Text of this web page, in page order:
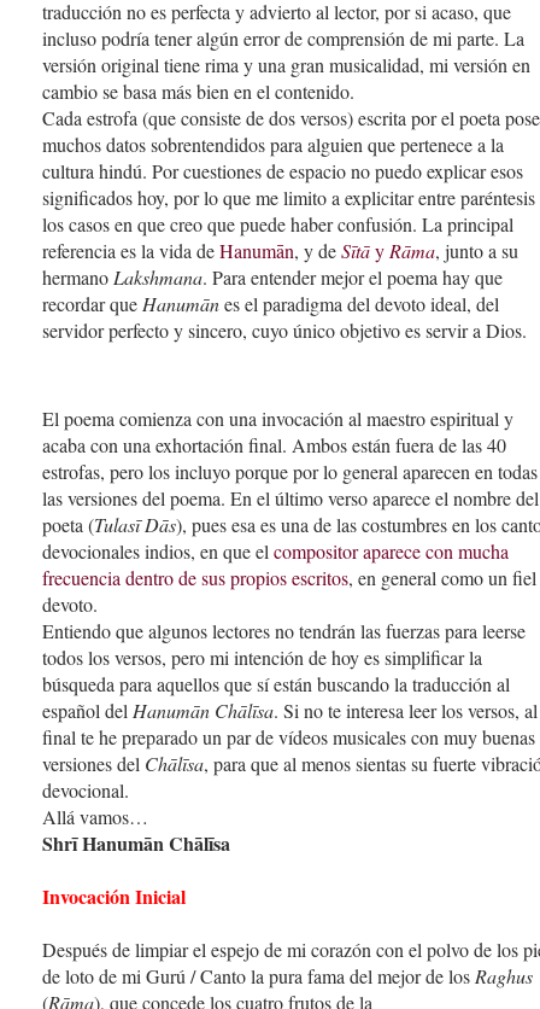
traducción no es perfecta y advierto al lector, por si acaso, que
incluso podría tener algún error de comprensión de mi parte. La
versión original tiene rima y una gran musicalidad, mi versión en
cambio se basa más bien en el contenido.
Cada estrofa (que consiste de dos versos) escrita por el poeta
muchos datos sobrentendidos para alguien que pertenece a la
cultura hindú. Por cuestiones de espacio no puedo explicar esos
significados hoy, por lo que me limito a explicitar entre paréntesis
los casos en que creo que puede haber confusión. La principal
referencia es la vida deHanumān, y deSītāy Rāma, junto a su
hermano Lakshmana. Para entender mejor el poema hay que
recordar que Hanumānes el paradigma del devoto ideal, del
servidor perfecto y sincero, cuyo único objetivo es servir a Dios.
El poema comienza con una invocación al maestro espiritual y
acaba con una exhortación final. Ambos están fuera de las 40
estrofas, pero los incluyo porque por lo general aparecen en todas
las versiones del poema. En el último verso aparece el nombre del
poeta (Tulasī Dās), pues esa es una de las costumbres en los
devocionales indios, en que el compositor aparece con mucha
frecuencia dentro de sus propios escritos, en general como un fiel
devoto.
Entiendo que algunos lectores no tendrán las fuerzas para leerse
todos los versos, pero mi intención de hoy es simplificar la
búsqueda para aquellos que sí están buscando la traducción al
español del Hanumān Chālīsa. Si no te interesa leer los versos, al
final te he preparado un par de vídeos musicales con muy buenas
versiones del Chālīsa, para que al menos sientas su fuerte
devocional.
Allá vamos…
Shrī Hanumān Chālīsa
Invocación Inicial
Después de limpiar el espejo de mi corazón con el polvo de los
de loto de mi Gurú / Canto la pura fama del mejor de los Raghus
(Rāma), que concede los cuatro frutos de la